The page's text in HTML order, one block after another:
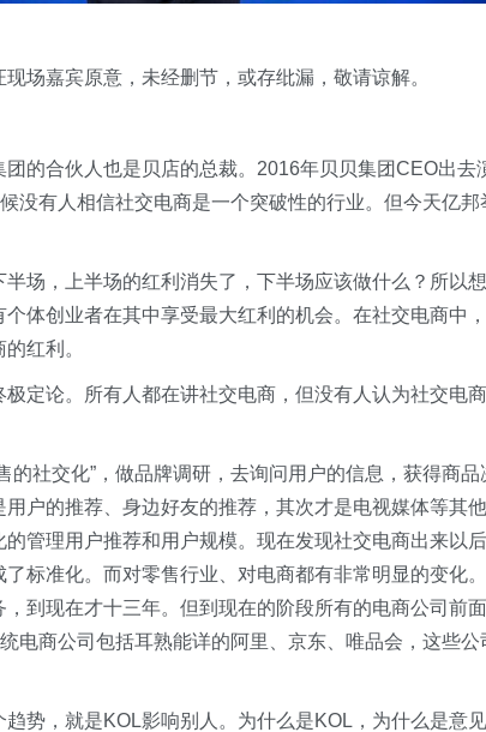
场嘉宾原意，未经删节，或存纰漏，敬请谅解。
的合伙人也是贝店的总裁。2016年贝贝集团CEO出去
没有人相信社交电商是一个突破性的行业。但今天亿
场，上半场的红利消失了，下半场应该做什么？所以
体创业者在其中享受最大红利的机会。在社交电商中
红利。
定论。所有人都在讲社交电商，但没有人认为社交电
的社交化”，做品牌调研，去询问用户的信息，获得商
户的推荐、身边好友的推荐，其次才是电视媒体等其
管理用户推荐和用户规模。现在发现社交电商出来以
标准化。而对零售行业、对电商都有非常明显的变化
到现在才十三年。但到现在的阶段所有的电商公司前
电商公司包括耳熟能详的阿里、京东、唯品会，这些
势，就是KOL影响别人。为什么是KOL，为什么是意